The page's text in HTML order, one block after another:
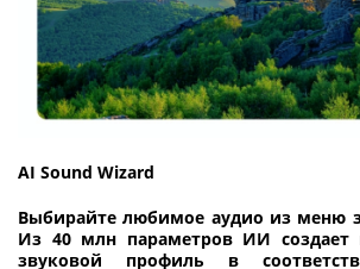
AI Sound Wizard
Выбирайте любимое аудио из меню
Из 40 млн параметров ИИ создает
звуковой профиль в